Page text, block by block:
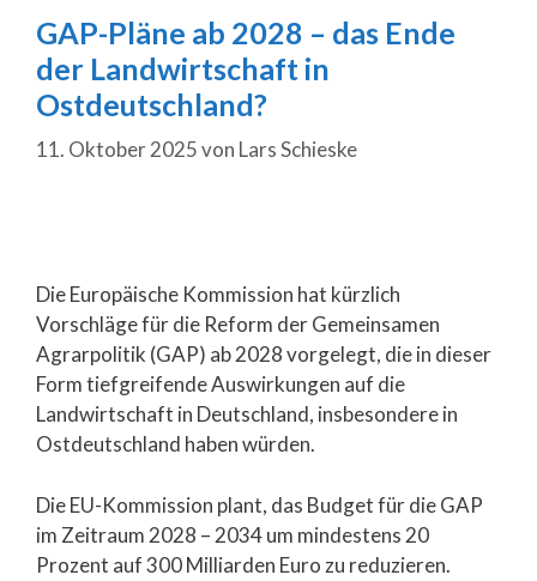
GAP-Pläne ab 2028 – das Ende
der Landwirtschaft in
Ostdeutschland?
11. Oktober 2025von Lars Schieske
Die Europäische Kommission hat kürzlich
Vorschläge für die Reform der Gemeinsamen
Agrarpolitik (GAP) ab 2028 vorgelegt, die in dieser
Form tiefgreifende Auswirkungen auf die
Landwirtschaft in Deutschland, insbesondere in
Ostdeutschland haben würden.
Die EU-Kommission plant, das Budget für die GAP
im Zeitraum 2028 – 2034 um mindestens 20
Prozent auf 300 Milliarden Euro zu reduzieren.